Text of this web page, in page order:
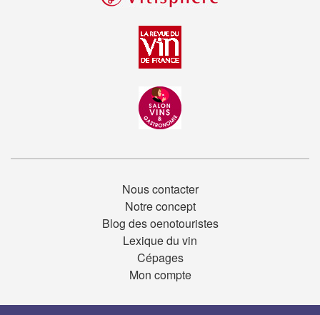
Nous contacter
Notre concept
Blog des oenotouristes
Lexique du vin
Cépages
Mon compte